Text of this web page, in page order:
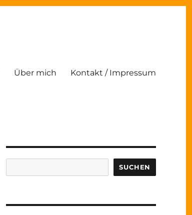
Über mich Kontakt / Impressum
SUCHEN